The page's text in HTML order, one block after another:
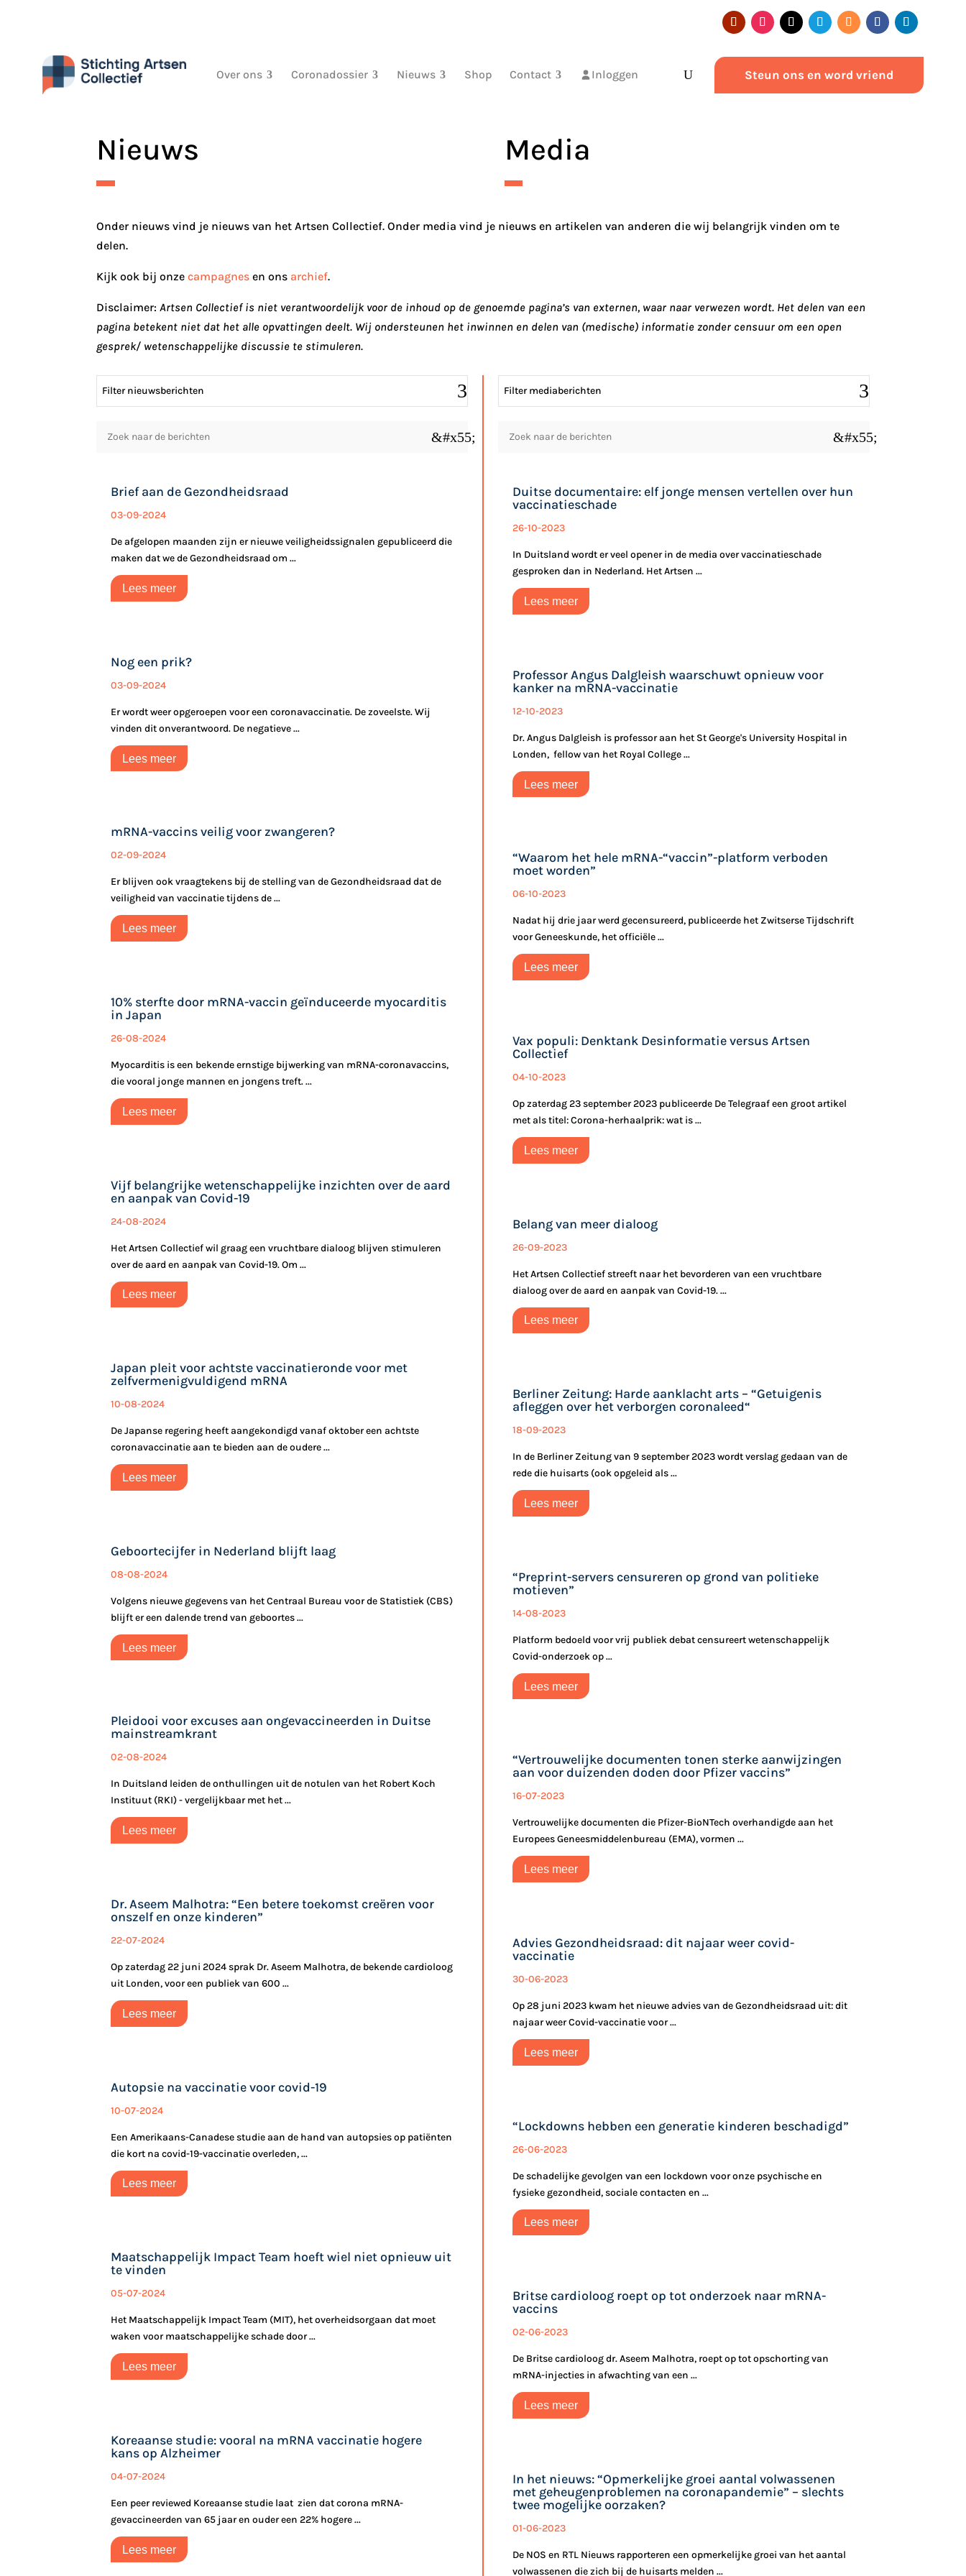
Over ons Coronadossier Nieuws Shop Contact Inloggen Steun ons en word vriend
Nieuws Media
Onder nieuws vind je nieuws van het Artsen Collectief. Onder media vind je nieuws en artikelen van anderen die wij belangrijk vinden om te
delen.
Kijk ook bij onzecampagnes en ons archief.
Disclaimer:Artsen Collectief is niet verantwoordelijk voor de inhoud op de genoemde pagina’s van externen, waar naar verwezen wordt. Het delen van een
pagina betekent niet dat het alle opvattingen deelt. Wij ondersteunen het inwinnen en delen van (medische) informatie zonder censuur om een open
gesprek/ wetenschappelijke discussie te stimuleren.
Filter nieuwsberichten
&#x55;
Brief aan de Gezondheidsraad
03-09-2024
De afgelopen maanden zijn er nieuwe veiligheidssignalen gepubliceerd die
maken dat we de Gezondheidsraad om ...
Lees meer
Nog een prik?
03-09-2024
Er wordt weer opgeroepen voor een coronavaccinatie. De zoveelste. Wij
vinden dit onverantwoord. De negatieve ...
Lees meer
mRNA-vaccins veilig voor zwangeren?
02-09-2024
Er blijven ook vraagtekens bij de stelling van de Gezondheidsraad dat de
veiligheid van vaccinatie tijdens de ...
Lees meer
10% sterfte door mRNA-vaccin geïnduceerde myocarditis
in Japan
26-08-2024
Myocarditis is een bekende ernstige bijwerking van mRNA-coronavaccins,
die vooral jonge mannen en jongens treft. ...
Lees meer
Vijf belangrijke wetenschappelijke inzichten over de aard
en aanpak van Covid-19
24-08-2024
Het Artsen Collectief wil graag een vruchtbare dialoog blijven stimuleren
over de aard en aanpak van Covid-19. Om ...
Lees meer
Japan pleit voor achtste vaccinatieronde voor met
zelfvermenigvuldigend mRNA
10-08-2024
De Japanse regering heeft aangekondigd vanaf oktober een achtste
coronavaccinatie aan te bieden aan de oudere ...
Lees meer
Geboortecijfer in Nederland blijft laag
08-08-2024
Volgens nieuwe gegevens van het Centraal Bureau voor de Statistiek (CBS)
blijft er een dalende trend van geboortes ...
Lees meer
Pleidooi voor excuses aan ongevaccineerden in Duitse
mainstreamkrant
02-08-2024
In Duitsland leiden de onthullingen uit de notulen van het Robert Koch
Instituut (RKI) - vergelijkbaar met het ...
Lees meer
Dr. Aseem Malhotra: “Een betere toekomst creëren voor
onszelf en onze kinderen”
22-07-2024
Op zaterdag 22 juni 2024 sprak Dr. Aseem Malhotra, de bekende cardioloog
uit Londen, voor een publiek van 600 ...
Lees meer
Autopsie na vaccinatie voor covid-19
10-07-2024
Een Amerikaans-Canadese studie aan de hand van autopsies op patiënten
die kort na covid-19-vaccinatie overleden, ...
Lees meer
Maatschappelijk Impact Team hoeft wiel niet opnieuw uit
te vinden
05-07-2024
Het Maatschappelijk Impact Team (MIT), het overheidsorgaan dat moet
waken voor maatschappelijke schade door ...
Lees meer
Koreaanse studie: vooral na mRNA vaccinatie hogere
kans op Alzheimer
04-07-2024
Een peer reviewed Koreaanse studie laat zien dat corona mRNA-
gevaccineerden van 65 jaar en ouder een 22% hogere ...
Lees meer
Filter mediaberichten
&#x55;
Duitse documentaire: elf jonge mensen vertellen over hun
vaccinatieschade
26-10-2023
In Duitsland wordt er veel opener in de media over vaccinatieschade
gesproken dan in Nederland. Het Artsen ...
Lees meer
Professor Angus Dalgleish waarschuwt opnieuw voor
kanker na mRNA-vaccinatie
12-10-2023
Dr. Angus Dalgleish is professor aan het St George's University Hospital in
Londen, fellow van het Royal College ...
Lees meer
“Waarom het hele mRNA-“vaccin”-platform verboden
moet worden”
06-10-2023
Nadat hij drie jaar werd gecensureerd, publiceerde het Zwitserse Tijdschrift
voor Geneeskunde, het officiële ...
Lees meer
Vax populi: Denktank Desinformatie versus Artsen
Collectief
04-10-2023
Op zaterdag 23 september 2023 publiceerde De Telegraaf een groot artikel
met als titel: Corona-herhaalprik: wat is ...
Lees meer
Belang van meer dialoog
26-09-2023
Het Artsen Collectief streeft naar het bevorderen van een vruchtbare
dialoog over de aard en aanpak van Covid-19. ...
Lees meer
Berliner Zeitung: Harde aanklacht arts – “Getuigenis
afleggen over het verborgen coronaleed“
18-09-2023
In de Berliner Zeitung van 9 september 2023 wordt verslag gedaan van de
rede die huisarts (ook opgeleid als ...
Lees meer
“Preprint-servers censureren op grond van politieke
motieven”
14-08-2023
Platform bedoeld voor vrij publiek debat censureert wetenschappelijk
Covid-onderzoek op ...
Lees meer
“Vertrouwelijke documenten tonen sterke aanwijzingen
aan voor duizenden doden door Pfizer vaccins”
16-07-2023
Vertrouwelijke documenten die Pfizer-BioNTech overhandigde aan het
Europees Geneesmiddelenbureau (EMA), vormen ...
Lees meer
Advies Gezondheidsraad: dit najaar weer covid-
vaccinatie
30-06-2023
Op 28 juni 2023 kwam het nieuwe advies van de Gezondheidsraad uit: dit
najaar weer Covid-vaccinatie voor ...
Lees meer
“Lockdowns hebben een generatie kinderen beschadigd”
26-06-2023
De schadelijke gevolgen van een lockdown voor onze psychische en
fysieke gezondheid, sociale contacten en ...
Lees meer
Britse cardioloog roept op tot onderzoek naar mRNA-
vaccins
02-06-2023
De Britse cardioloog dr. Aseem Malhotra, roept op tot opschorting van
mRNA-injecties in afwachting van een ...
Lees meer
In het nieuws: “Opmerkelijke groei aantal volwassenen
met geheugenproblemen na coronapandemie” – slechts
twee mogelijke oorzaken?
01-06-2023
De NOS en RTL Nieuws rapporteren een opmerkelijke groei van het aantal
volwassenen die zich bij de huisarts melden ...